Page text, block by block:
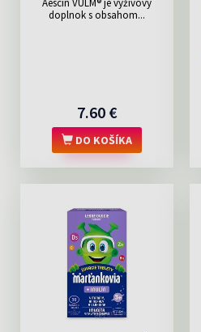
Aescin VULM® je výživový
doplnok s obsahom...
7.60 €
DO KOŠÍKA